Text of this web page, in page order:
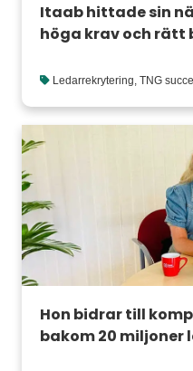
Itaab hittade sin
höga krav och rätt
Ledarrekrytering, TNG
Hon bidrar till
bakom 20 miljoner